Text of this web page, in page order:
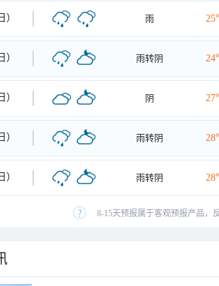
） 雨
） 雨转阴
） 阴
） 雨转阴
） 雨转阴
8-15天预报属于客观预报产品，